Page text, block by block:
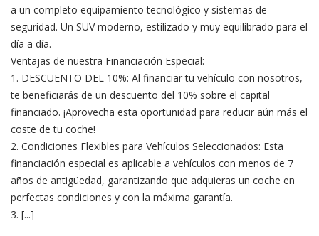
a un completo equipamiento tecnológico y sistemas de
seguridad. Un SUV moderno, estilizado y muy equilibrado para el
día a día.
Ventajas de nuestra Financiación Especial:
1. DESCUENTO DEL 10%: Al financiar tu vehículo con nosotros,
te beneficiarás de un descuento del 10% sobre el capital
financiado. ¡Aprovecha esta oportunidad para reducir aún más el
coste de tu coche!
2. Condiciones Flexibles para Vehículos Seleccionados: Esta
financiación especial es aplicable a vehículos con menos de 7
años de antigüedad, garantizando que adquieras un coche en
perfectas condiciones y con la máxima garantía.
3. [...]